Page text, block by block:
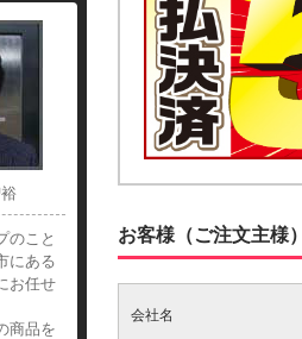
お客様（ご注文主様
会社名
のこと
にある
お任せ
商品を